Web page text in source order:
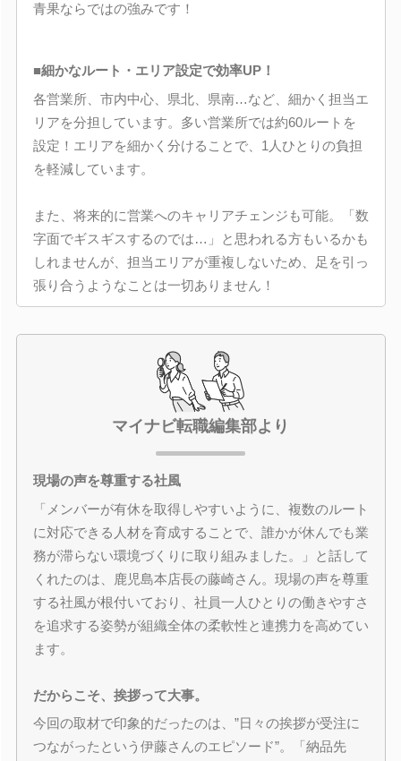
青果ならではの強みです！
■細かなルート・エリア設定で効率UP！
各営業所、市内中心、県北、県南…など、細かく担当エ
リアを分担しています。多い営業所では約60ルートを
設定！エリアを細かく分けることで、1人ひとりの負担
を軽減しています。
また、将来的に営業へのキャリアチェンジも可能。「数
字面でギスギスするのでは…」と思われる方もいるかも
しれませんが、担当エリアが重複しないため、足を引っ
張り合うようなことは一切ありません！
マイナビ転職編集部より
現場の声を尊重する社風
「メンバーが有休を取得しやすいように、複数のルート
に対応できる人材を育成することで、誰かが休んでも業
務が滞らない環境づくりに取り組みました。」と話して
くれたのは、鹿児島本店長の藤崎さん。現場の声を尊重
する社風が根付いており、社員一人ひとりの働きやすさ
を追求する姿勢が組織全体の柔軟性と連携力を高めてい
ます。
だからこそ、挨拶って大事。
今回の取材で印象的だったのは、”日々の挨拶が受注に
つながったという伊藤さんのエピソード”。「納品先